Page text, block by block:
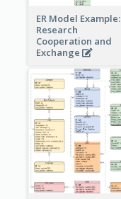
ER Model Example:
Research
Cooperation and
Exchange